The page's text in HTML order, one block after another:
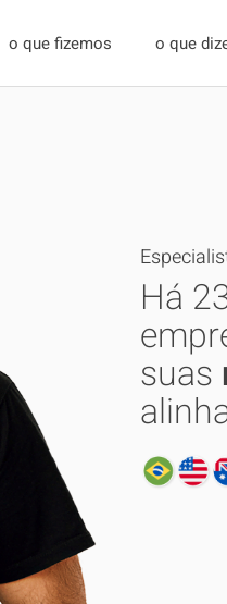
o que fizemos o que
Há
suas